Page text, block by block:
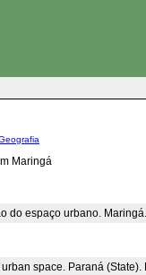
Maringá
do espaço urbano.
space. Paraná (State).